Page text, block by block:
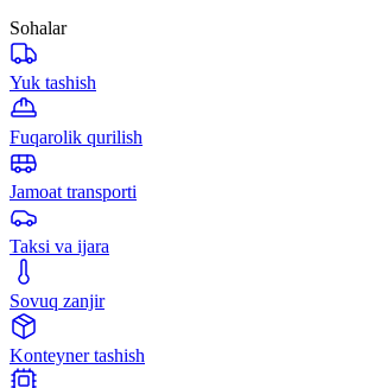
Sohalar
Yuk tashish
Fuqarolik qurilish
Jamoat transporti
Taksi va ijara
Sovuq zanjir
Konteyner tashish